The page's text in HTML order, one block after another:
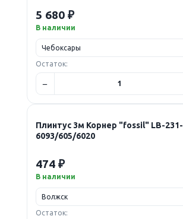
5 680 ₽
В наличии
Остаток:
Плинтус 3м Корнер "fossil" LB-231-
6093/605/6020
474 ₽
В наличии
Остаток: